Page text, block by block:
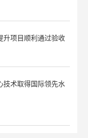
升项目顺利通过验收
技术取得国际领先水